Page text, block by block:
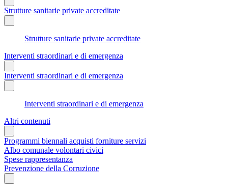
Strutture sanitarie private accreditate
Strutture sanitarie private accreditate
Interventi straordinari e di emergenza
Interventi straordinari e di emergenza
Interventi straordinari e di emergenza
Altri contenuti
Programmi biennali acquisti forniture servizi
Albo comunale volontari civici
Spese rappresentanza
Prevenzione della Corruzione